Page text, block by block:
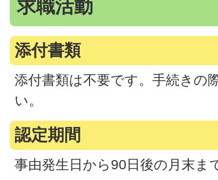
求職活動
添付書類
添付書類は不要です。手続きの
い。
認定期間
事由発生日から90日後の月末ま